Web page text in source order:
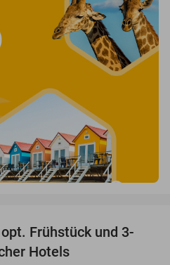
Frühstück und 3-
Hotels